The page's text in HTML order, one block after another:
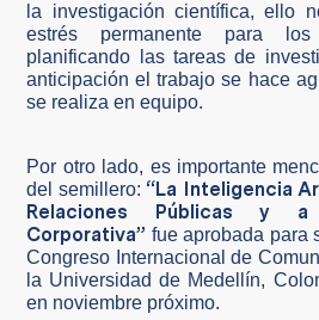
la investigación científica, ello
estrés permanente para
planificando las tareas de
anticipación el trabajo se hace
se realiza en equipo.
Por otro lado, es importante
del semillero: “La Inteligencia
Relaciones Públicas y a
Corporativa” fue aprobada para
Congreso Internacional de
la Universidad de Medellín,
en noviembre próximo.